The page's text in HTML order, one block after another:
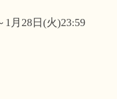
月28日(火)23:59